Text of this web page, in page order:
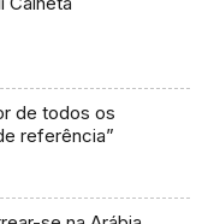
de todos os
referência”